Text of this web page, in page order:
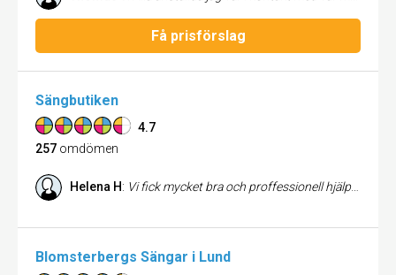
Få prisförslag
Sängbutiken
4.7
257 omdömen
Helena H: Vi fick mycket bra och proffessionell hjälp att välja säng. Sen uppstod lite missförstånd från vår sida om vad som ingick i köpet och då fick vi fantastisk kompensation från säljaren, trots att det absolut inte var hans fel. Leveransen och all kommunikation kring leverensen var perfekt. Männen som kom med sängen gjorde också ett perfekt jobb. Vi är jättenöjda!
Blomsterbergs Sängar i Lund